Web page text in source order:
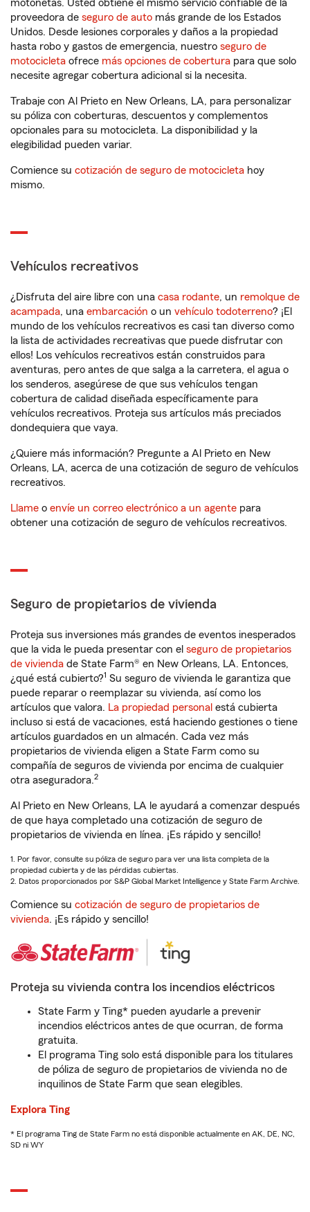
motonetas. Usted obtiene el mismo servicio confiable de la
proveedora de seguro de auto más grande de los Estados
Unidos. Desde lesiones corporales y daños a la propiedad
hasta robo y gastos de emergencia, nuestro seguro de
motocicleta ofrece más opciones de cobertura para que solo
necesite agregar cobertura adicional si la necesita.
Trabaje con Al Prieto en New Orleans, LA, para personalizar
su póliza con coberturas, descuentos y complementos
opcionales para su motocicleta. La disponibilidad y la
elegibilidad pueden variar.
Comience su cotización de seguro de motocicleta hoy
mismo.
Vehículos recreativos
¿Disfruta del aire libre con una casa rodante, un remolque de
acampada, una embarcación o un vehículo todoterreno? ¡El
mundo de los vehículos recreativos es casi tan diverso como
la lista de actividades recreativas que puede disfrutar con
ellos! Los vehículos recreativos están construidos para
aventuras, pero antes de que salga a la carretera, el agua o
los senderos, asegúrese de que sus vehículos tengan
cobertura de calidad diseñada específicamente para
vehículos recreativos. Proteja sus artículos más preciados
dondequiera que vaya.
¿Quiere más información? Pregunte a Al Prieto en New
Orleans, LA, acerca de una cotización de seguro de vehículos
recreativos.
Llame o envíe un correo electrónico a un agente para
obtener una cotización de seguro de vehículos recreativos.
Seguro de propietarios de vivienda
Proteja sus inversiones más grandes de eventos inesperados
que la vida le pueda presentar con el seguro de propietarios
de vivienda de State Farm® en New Orleans, LA. Entonces,
¿qué está cubierto?1 Su seguro de vivienda le garantiza que
puede reparar o reemplazar su vivienda, así como los
artículos que valora. La propiedad personal está cubierta
incluso si está de vacaciones, está haciendo gestiones o tiene
artículos guardados en un almacén. Cada vez más
propietarios de vivienda eligen a State Farm como su
compañía de seguros de vivienda por encima de cualquier
otra aseguradora.2
Al Prieto en New Orleans, LA le ayudará a comenzar después
de que haya completado una cotización de seguro de
propietarios de vivienda en línea. ¡Es rápido y sencillo!
1. Por favor, consulte su póliza de seguro para ver una lista completa de la
propiedad cubierta y de las pérdidas cubiertas.
2. Datos proporcionados por S&P Global Market Intelligence y State Farm Archive.
Comience su cotización de seguro de propietarios de
vivienda. ¡Es rápido y sencillo!
Proteja su vivienda contra los incendios eléctricos
State Farm y Ting* pueden ayudarle a prevenir
incendios eléctricos antes de que ocurran, de forma
gratuita.
El programa Ting solo está disponible para los titulares
de póliza de seguro de propietarios de vivienda no de
inquilinos de State Farm que sean elegibles.
Explora Ting
* El programa Ting de State Farm no está disponible actualmente en AK, DE, NC,
SD ni WY